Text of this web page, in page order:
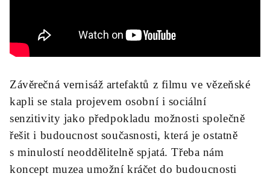
Závěrečná vernisáž artefaktů z filmu ve vězeňské
kapli se stala projevem osobní i sociální
senzitivity jako předpokladu možnosti společně
řešit i budoucnost současnosti, která je ostatně
s minulostí neoddělitelně spjatá. Třeba nám
koncept muzea umožní kráčet do budoucnosti